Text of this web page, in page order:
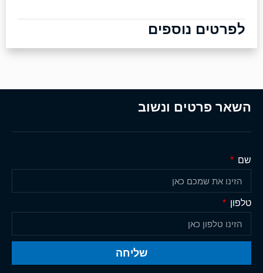
לפרטים נוספים
השאר פרטים ונשוב
שם
טלפון
שליחה